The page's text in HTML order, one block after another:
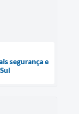
segurança e